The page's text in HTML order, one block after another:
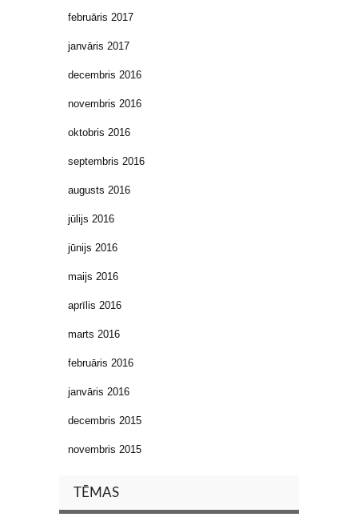
februāris 2017
janvāris 2017
decembris 2016
novembris 2016
oktobris 2016
septembris 2016
augusts 2016
jūlijs 2016
jūnijs 2016
maijs 2016
aprīlis 2016
marts 2016
februāris 2016
janvāris 2016
decembris 2015
novembris 2015
TĒMAS